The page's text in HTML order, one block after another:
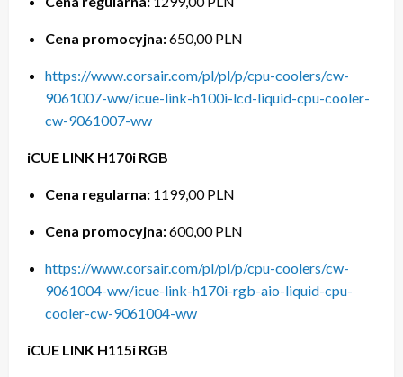
Cena promocyjna:650,00 PLN
https://www.corsair.com/pl/pl/p/cpu-coolers/cw-
9061007-ww/icue-link-h100i-lcd-liquid-cpu-cooler-
cw-9061007-ww
iCUE LINK H170i RGB
Cena regularna: 1199,00 PLN
Cena promocyjna:600,00 PLN
https://www.corsair.com/pl/pl/p/cpu-coolers/cw-
9061004-ww/icue-link-h170i-rgb-aio-liquid-cpu-
cooler-cw-9061004-ww
iCUE LINK H115i RGB